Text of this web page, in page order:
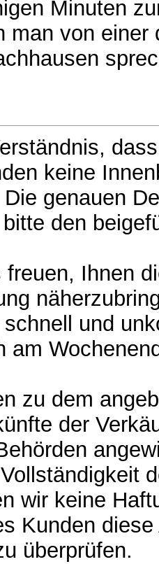
Minuten
man von einer
keine
genauen
den
freuen, Ihnen
und
am
zu dem
der
wir keine
Kunden
überprüfen.